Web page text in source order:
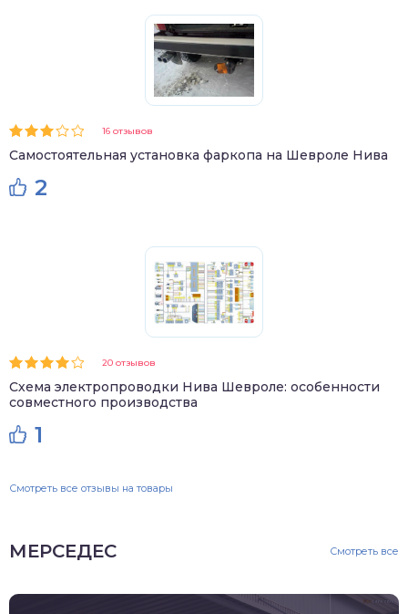
16 отзывов
Самостоятельная установка фаркопа на Шевроле Нива
2
20 отзывов
Схема электропроводки Нива Шевроле: особенности
совместного производства
1
Смотреть все отзывы на товары
МЕРСЕДЕС Смотреть все